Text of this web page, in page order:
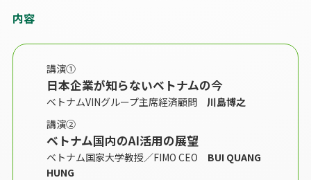
内容
講演①
日本企業が知らないベトナムの今
ベトナムVINグループ主席経済顧問 川島博之
講演②
ベトナム国内のAI活用の展望
ベトナム国家大学教授／FIMO CEO BUI QUANG
HUNG